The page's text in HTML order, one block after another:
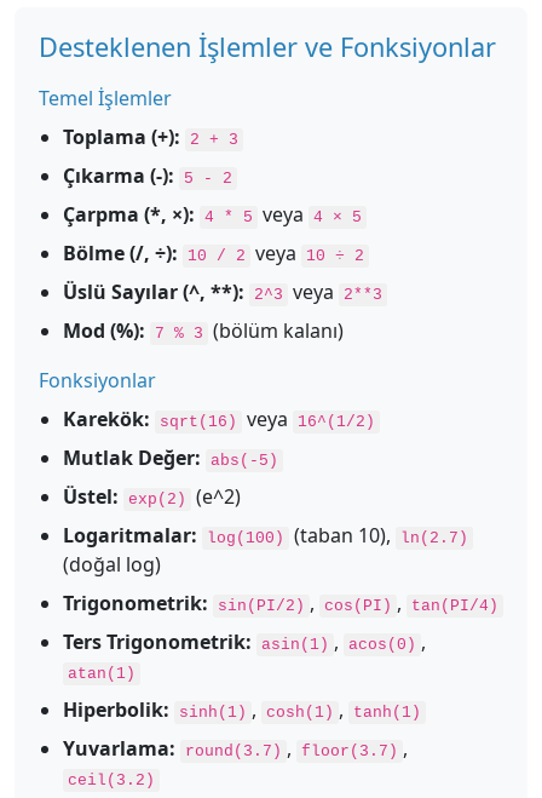
Desteklenen İşlemler ve Fonksiyonlar
Temel İşlemler
Toplama (+):
2 + 3
Çıkarma (-): 5 - 2
Çarpma (*, ×): 4 * 5 veya 4 × 5
Bölme (/, ÷): 10 / 2 veya 10 ÷ 2
Üslü Sayılar (^, **): 2^3 veya 2**3
Mod (%): 7 % 3 (bölüm kalanı)
Fonksiyonlar
Karekök:
sqrt(16) veya 16^(1/2)
Mutlak Değer: abs(-5)
Üstel: exp(2)
(e^2)
Logaritmalar:
log(100) (taban 10), ln(2.7)
(doğal log)
Trigonometrik:
sin(PI/2) , cos(PI) , tan(PI/4)
Ters Trigonometrik: asin(1) , acos(0) ,
atan(1)
Hiperbolik: sinh(1) , cosh(1) , tanh(1)
Yuvarlama: round(3.7) , floor(3.7) ,
ceil(3.2)